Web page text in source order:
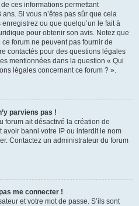
ces informations permettant
Si vous n’êtes pas sûr que cela
ou que quelqu’un le fait à
pour obtenir son avis. Notez que
forum ne peuvent pas fournir de
contactés pour des questions légales
mentionnées dans la question « Qui
légales concernant ce forum ? ».
parviens pas !
forum ait désactivé la création de
banni votre IP ou interdit le nom
Contactez un administrateur du forum
me connecter !
et votre mot de passe. S’ils sont